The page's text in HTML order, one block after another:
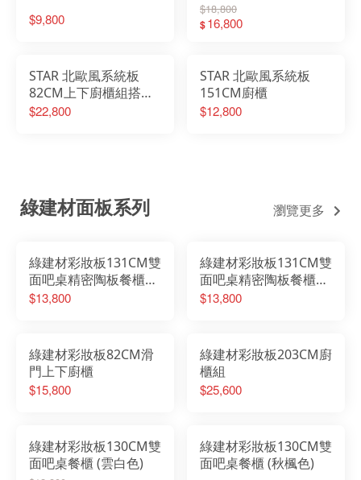
$9,800
$18,800
$16,800
STAR 北歐風系統板
82CM上下廚櫃組搭配
120CM廚櫃
$22,800
STAR 北歐風系統板
151CM廚櫃
$12,800
綠建材面板系列 瀏覽更多
綠建材彩妝板131CM雙
面吧桌精密陶板餐櫃
(雲白色)
$13,800
綠建材彩妝板131CM雙
面吧桌精密陶板餐櫃
(秋楓色)
$13,800
綠建材彩妝板82CM滑
門上下廚櫃
$15,800
綠建材彩妝板203CM廚
櫃組
$25,600
綠建材彩妝板130CM雙
面吧桌餐櫃 (雲白色)
綠建材彩妝板130CM雙
面吧桌餐櫃 (秋楓色)